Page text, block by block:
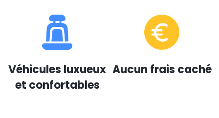
Véhicules luxueux
et confortables
Aucun frais caché